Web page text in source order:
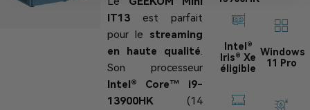
IT13est parfait
pour le streaming
en haute qualité.
Son processeur
Intel® Core™ i9-
13900HK(14
Intel®
Iris® Xe
éligible
Windows
11 Pro